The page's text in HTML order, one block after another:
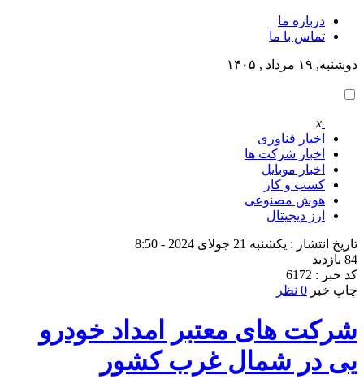
درباره ما
تماس با ما
دوشنبه, ۱۹ مرداد , ۱۴۰۵
x
اخبار فناوری
اخبار شرکت ها
اخبار موبایل
کسب و کار
هوش مصنوعی
ارز دیجیتال
تاریخ انتشار : یکشنبه 21 جولای 2024 - 8:50
84 بازدید
کد خبر : 6172
چاپ خبر 0 نظر
شرکت های معتبر امداد خودرو
یی در شمال غرب کشور